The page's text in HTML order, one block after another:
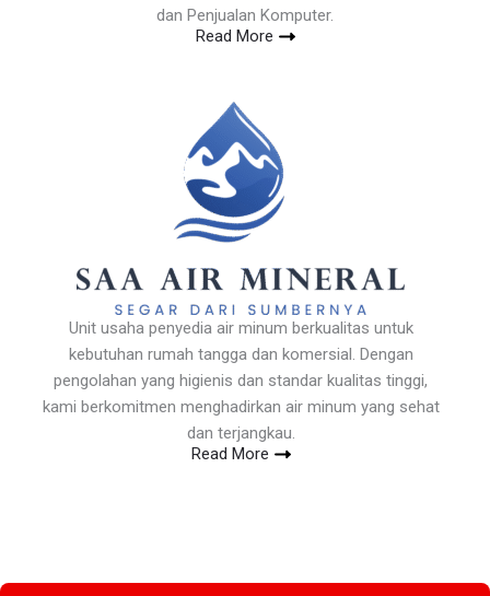
dan Penjualan Komputer.
Read More
Unit usaha penyedia air minum berkualitas untuk
kebutuhan rumah tangga dan komersial. Dengan
pengolahan yang higienis dan standar kualitas tinggi,
kami berkomitmen menghadirkan air minum yang sehat
dan terjangkau.
Read More